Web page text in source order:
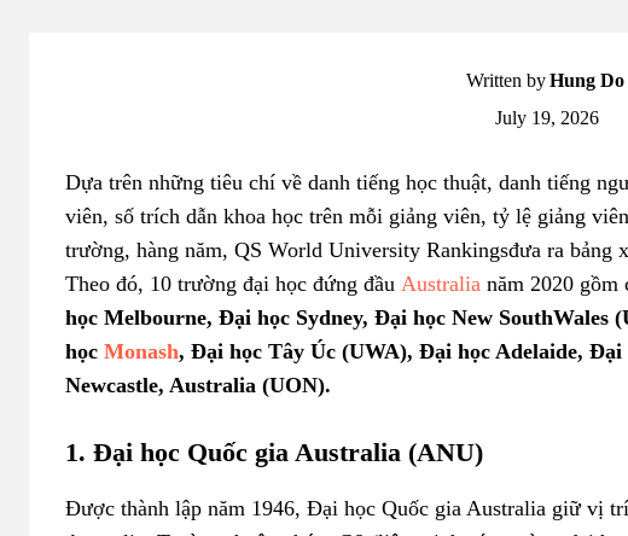
Written byHung Do
July 19, 2026
Dựa trên những tiêu chí về danh tiếng học thuật, danh tiếng
viên, số trích dẫn khoa học trên mỗi giảng viên, tỷ lệ giảng
trường, hàng năm, QS World University Rankingsđưa ra
Theo đó, 10 trường đại học đứng đầu Australia năm 2020 gồm
học Melbourne, Đại học Sydney, Đại học New SouthWales
học Monash, Đại học Tây Úc (UWA), Đại học Adelaide, Đại
Newcastle, Australia (UON).
1. Đại học Quốc gia Australia (ANU)
Được thành lập năm 1946, Đại học Quốc gia Australia giữ vị